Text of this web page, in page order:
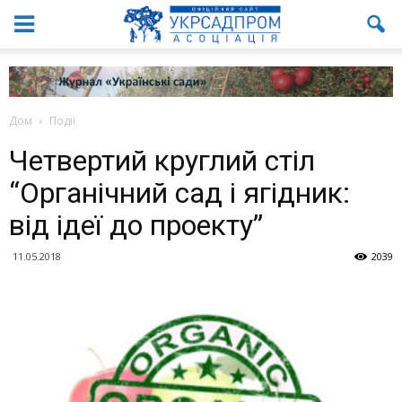
Дом Події
Четвертий круглий стіл
“Органічний сад і ягідник:
від ідеї до проекту”
11.05.2018 2039